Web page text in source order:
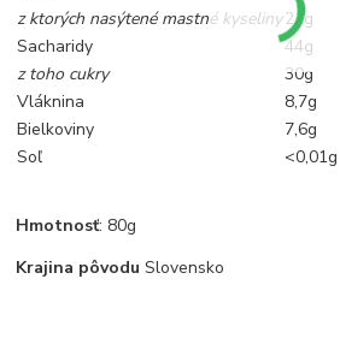
z ktorých nasýtené mastné kyseliny21g
Sacharidy
44g
z toho cukry
30g
Vláknina
8,7g
Bielkoviny
7,6g
Soľ
<0,01g
Hmotnosť: 80g
Krajina pôvoduSlovensko